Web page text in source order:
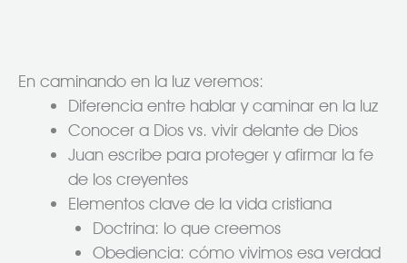
En caminando en la luz veremos:
Diferencia entre hablar y caminar en la luz
Conocer a Dios vs. vivir delante de Dios
Juan escribe para proteger y afirmar la fe
de los creyentes
Elementos clave de la vida cristiana
Doctrina: lo que creemos
Obediencia: cómo vivimos esa verdad